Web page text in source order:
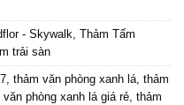
- Skywalk, Thảm Tấm
trải sàn
, thảm văn phòng xanh lá, thảm
văn phòng xanh lá giá rẻ, thảm